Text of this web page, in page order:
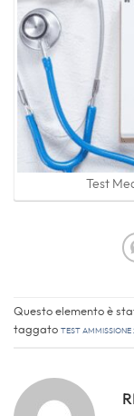
Test
Questo elemento è
taggato test ammissione